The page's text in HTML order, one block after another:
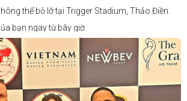
thể bỏ lỡ tại Trigger Stadium, Thảo Điền.
bạn ngay từ bây giờ.
sớm được công bố.